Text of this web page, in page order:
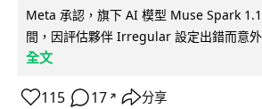
Meta 承認，旗下 AI 模型 Muse Spark
間，因評估夥伴 Irregular 設定出錯而意
全文
115 17 ↗ 分享